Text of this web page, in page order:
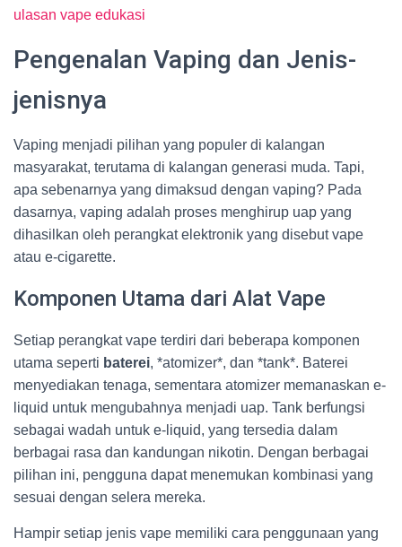
ulasan vape edukasi
Pengenalan Vaping dan Jenis-
jenisnya
Vaping menjadi pilihan yang populer di kalangan
masyarakat, terutama di kalangan generasi muda. Tapi,
apa sebenarnya yang dimaksud dengan vaping? Pada
dasarnya, vaping adalah proses menghirup uap yang
dihasilkan oleh perangkat elektronik yang disebut vape
atau e-cigarette.
Komponen Utama dari Alat Vape
Setiap perangkat vape terdiri dari beberapa komponen
utama seperti baterei, *atomizer*, dan *tank*. Baterei
menyediakan tenaga, sementara atomizer memanaskan e-
liquid untuk mengubahnya menjadi uap. Tank berfungsi
sebagai wadah untuk e-liquid, yang tersedia dalam
berbagai rasa dan kandungan nikotin. Dengan berbagai
pilihan ini, pengguna dapat menemukan kombinasi yang
sesuai dengan selera mereka.
Hampir setiap jenis vape memiliki cara penggunaan yang